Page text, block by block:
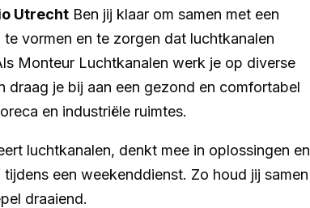
Utrecht Ben jij klaar om samen met een
vormen en te zorgen dat luchtkanalen
Monteur Luchtkanalen werk je op diverse
draag je bij aan een gezond en comfortabel
en industriële ruimtes.
luchtkanalen, denkt mee in oplossingen en
een weekenddienst. Zo houd jij samen
draaiend.